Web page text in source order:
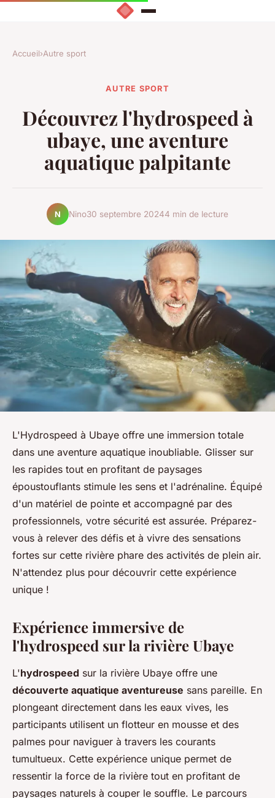
Accueil›Autre sport
AUTRE SPORT
Découvrez l'hydrospeed à
ubaye, une aventure
aquatique palpitante
N Nino30 septembre 20244 min de lecture
L'Hydrospeed à Ubaye offre une immersion totale
dans une aventure aquatique inoubliable. Glisser sur
les rapides tout en profitant de paysages
époustouflants stimule les sens et l'adrénaline. Équipé
d'un matériel de pointe et accompagné par des
professionnels, votre sécurité est assurée. Préparez-
vous à relever des défis et à vivre des sensations
fortes sur cette rivière phare des activités de plein air.
N'attendez plus pour découvrir cette expérience
unique !
Expérience immersive de
l'hydrospeed sur la rivière Ubaye
L'hydrospeed sur la rivière Ubaye offre une
découverte aquatique aventureuse sans pareille. En
plongeant directement dans les eaux vives, les
participants utilisent un flotteur en mousse et des
palmes pour naviguer à travers les courants
tumultueux. Cette expérience unique permet de
ressentir la force de la rivière tout en profitant de
paysages naturels à couper le souffle. Le parcours